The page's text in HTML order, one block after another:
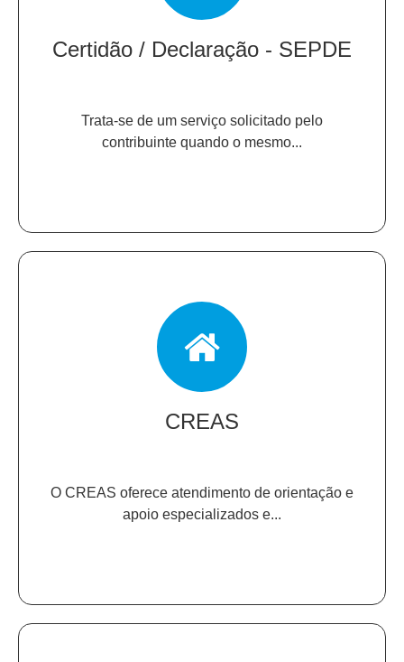
Certidão / Declaração - SEPDE
Trata-se de um serviço solicitado pelo
contribuinte quando o mesmo...
CREAS
O CREAS oferece atendimento de orientação e
apoio especializados e...